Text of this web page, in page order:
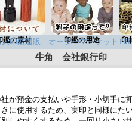
鑑の素材 印鑑の用途 印
人印鑑通販 オーダーマーケットTOP
牛角 会社銀行印
が預金の支払いや手形・小切手に
に使用するため、実印と同様にた